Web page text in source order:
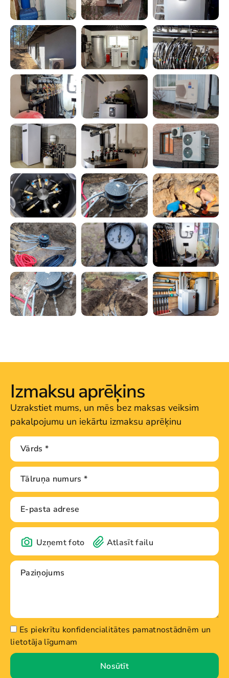
Izmaksu aprēķins
Uzrakstiet mums, un mēs bez maksas veiksim
pakalpojumu un iekārtu izmaksu aprēķinu
Uzņemt foto Atlasīt failu
Es piekrītu konfidencialitātes pamatnostādnēm un
lietotāja līgumam
Nosūtīt